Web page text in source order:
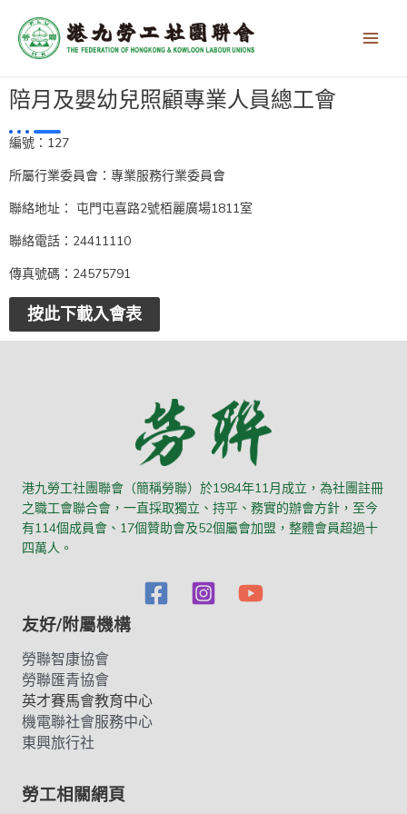
內
容陪月及嬰幼兒照顧專業人員總工會
編號：127
所屬行業委員會：專業服務行業委員會
聯絡地址： 屯門屯喜路2號栢麗廣場1811室
聯絡電話：24411110
傳真號碼：24575791
按此下載入會表
港九勞工社團聯會（簡稱勞聯）於1984年11月成立，為社團註冊
之職工會聯合會，一直採取獨立、持平、務實的辦會方針，至今
有114個成員會、17個贊助會及52個屬會加盟，整體會員超過十
四萬人。
友好/附屬機構
勞聯智康協會
勞聯匯青協會
英才賽馬會教育中心
機電聯社會服務中心
東興旅行社
勞工相關網頁